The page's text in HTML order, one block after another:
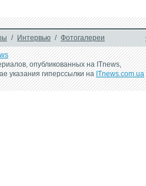
/ Интервью / Фотогалереи
опубликованных на ITnews,
указания гиперссылки наITnews.com.ua